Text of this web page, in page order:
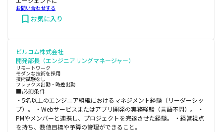
お問い合わせする
お気に入り
ビルコム株式会社
開発部長（エンジニアリングマネージャー）
リモートワーク
モダンな技術を採用
技術試験なし
フレックス出勤・時差出勤
■必須条件
・5名以上のエンジニア組織におけるマネジメント経験（リーダーシッ
プ）。 ・Webサービスまたはアプリ開発の実務経験（言語不問）。 ・
PMやメンバーと連携し、プロジェクトを完遂させた経験。 ・経営視点
を持ち、数値目標や予算の管理ができること。